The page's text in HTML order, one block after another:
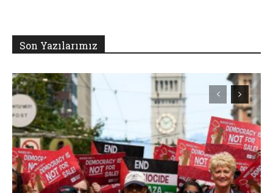
Son Yazılarımız